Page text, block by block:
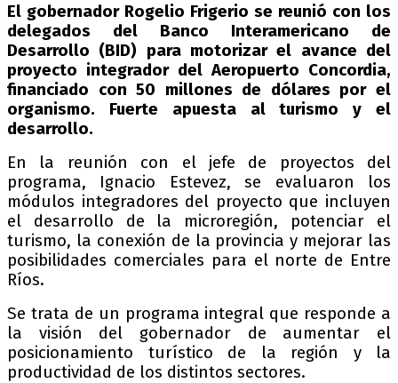
El gobernador Rogelio Frigerio se reunió con los
delegados del Banco Interamericano de
Desarrollo (BID) para motorizar el avance del
proyecto integrador del Aeropuerto Concordia,
financiado con 50 millones de dólares por el
organismo. Fuerte apuesta al turismo y el
desarrollo.
En la reunión con el jefe de proyectos del
programa, Ignacio Estevez, se evaluaron los
módulos integradores del proyecto que incluyen
el desarrollo de la microregión, potenciar el
turismo, la conexión de la provincia y mejorar las
posibilidades comerciales para el norte de Entre
Ríos.
Se trata de un programa integral que responde a
la visión del gobernador de aumentar el
posicionamiento turístico de la región y la
productividad de los distintos sectores.